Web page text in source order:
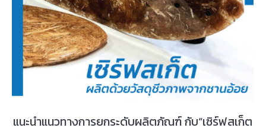
แนะนำแนวทางการยกระดับผลิตภัณฑ์ กับ“เซิร์ฟสเก็ต